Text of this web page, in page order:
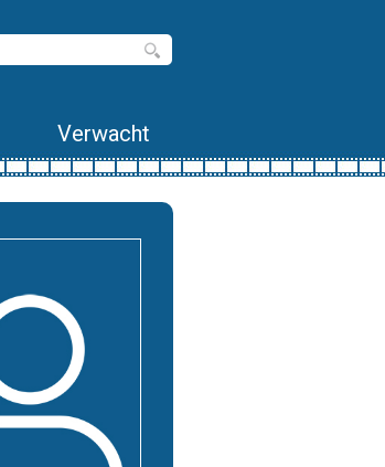
Verwacht